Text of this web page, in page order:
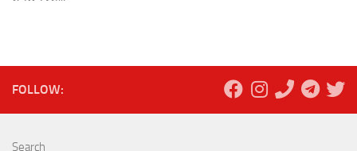
FOLLOW:
Search